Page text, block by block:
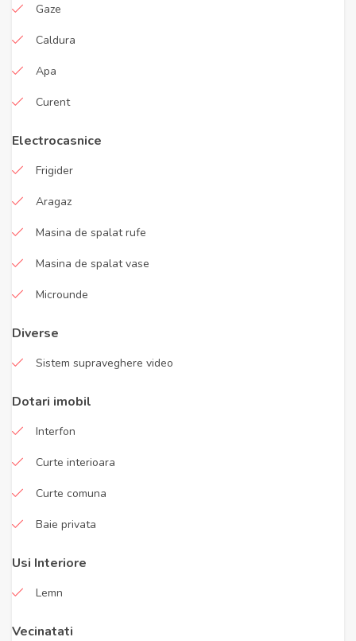
Gaze
Caldura
Apa
Curent
Electrocasnice
Frigider
Aragaz
Masina de spalat rufe
Masina de spalat vase
Microunde
Diverse
Sistem supraveghere video
Dotari imobil
Interfon
Curte interioara
Curte comuna
Baie privata
Usi Interiore
Lemn
Vecinatati